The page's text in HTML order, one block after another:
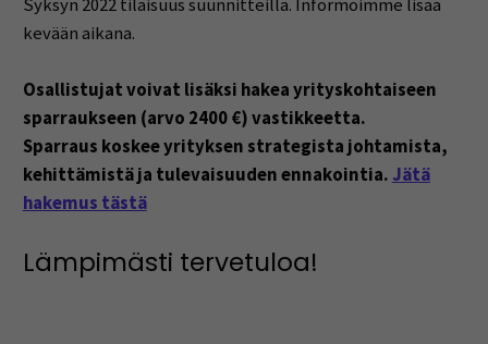
Syksyn 2022 tilaisuus suunnitteilla. Informoimme lisää
kevään aikana.
Osallistujat voivat lisäksi hakea yrityskohtaiseen
sparraukseen (arvo 2400 €) vastikkeetta.
Sparraus koskee yrityksen strategista johtamista,
kehittämistä ja tulevaisuuden ennakointia. Jätä
hakemus tästä
Lämpimästi tervetuloa!